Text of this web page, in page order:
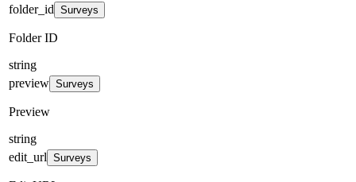
folder_id Surveys
Folder ID
string
preview Surveys
Preview
string
edit_url Surveys